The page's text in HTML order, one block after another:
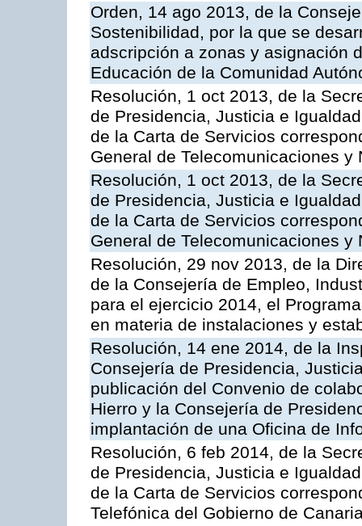
Orden, 14 ago 2013, de la
Sostenibilidad, por la que se
adscripción a zonas y asignación
Educación de la Comunidad
Resolución, 1 oct 2013, de la
de Presidencia, Justicia e
de la Carta de Servicios
General de Telecomunicaciones y
Resolución, 1 oct 2013, de la
de Presidencia, Justicia e
de la Carta de Servicios
General de Telecomunicaciones y
Resolución, 29 nov 2013, de la
de la Consejería de Empleo,
para el ejercicio 2014, el
en materia de instalaciones y
Resolución, 14 ene 2014, de la
Consejería de Presidencia,
publicación del Convenio de
Hierro y la Consejería de
implantación de una Oficina de
Resolución, 6 feb 2014, de la
de Presidencia, Justicia e
de la Carta de Servicios
Telefónica del Gobierno de